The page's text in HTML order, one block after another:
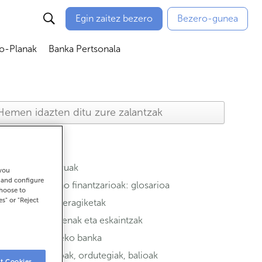
Egin zaitez bezero Bezero-gunea
Planak
Abrir submenú
Banka Pertsonala
Aseguruak
Termino finantzarioak: glosarioa
Ohiko eragiketak
Sustapenak eta eskaintzak
Urruneko banka
Bulegoak, ordutegiak, balioak
configure
to
or "Reject